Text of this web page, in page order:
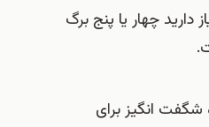
دارید چهار یا پنج برگ
انگیز برای